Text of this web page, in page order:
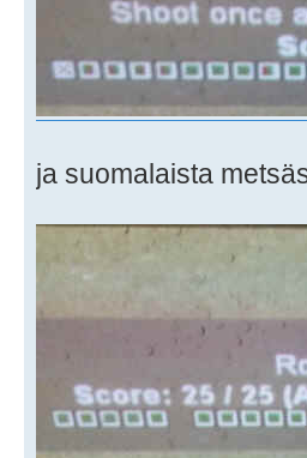
ja suomalaista